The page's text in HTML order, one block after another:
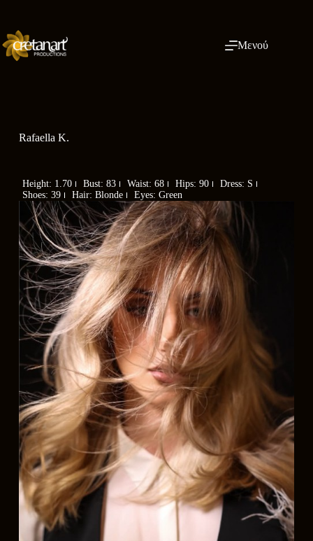
Μενού
Rafaella K.
Height: 1.70 Bust: 83 Waist: 68 Hips: 90
Dress: S
Shoes: 39
Hair: Blonde Eyes: Green